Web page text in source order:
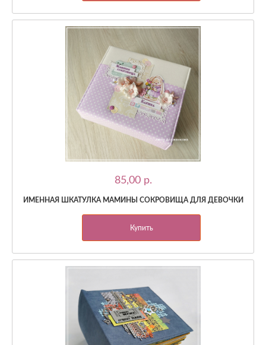
85,00 p.
ИМЕННАЯ ШКАТУЛКА МАМИНЫ СОКРОВИЩА ДЛЯ ДЕВОЧКИ
Купить